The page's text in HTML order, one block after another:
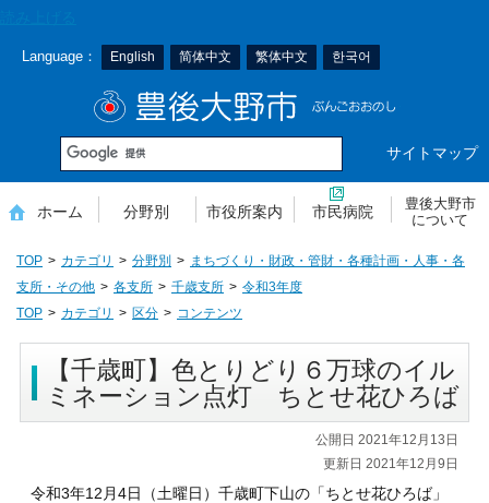
Language： English 简体中文 繁体中文 한국어
サイトマップ
ホーム 分野別 市役所案内 市民病院
豊後大野市
について
TOP カテゴリ 分野別
まちづくり・財政・管財・各種計画・人事・各
支所・その他
各支所 千歳支所
令和3年度
TOP
カテゴリ 区分 コンテンツ
【千歳町】色とりどり６万球のイル
ミネーション点灯 ちとせ花ひろば
公開日 2021年12月13日
更新日 2021年12月9日
令和3年12月4日（土曜日）千歳町下山の「ちとせ花ひろば」